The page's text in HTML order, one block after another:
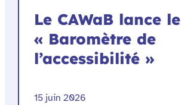
Le CAWaB lance le
« Baromètre de
l’accessibilité »
15 juin 2026